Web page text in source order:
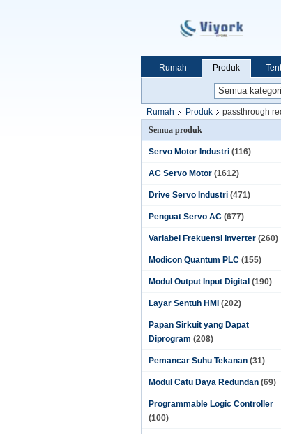
Rumah Produk
Rumah Produk
passthrough
Semua produk
Servo Motor Industri (116)
AC Servo Motor (1612)
Drive Servo Industri (471)
Penguat Servo AC (677)
Variabel Frekuensi Inverter (260)
Modicon Quantum PLC (155)
Modul Output Input Digital (190)
Layar Sentuh HMI (202)
Papan Sirkuit yang Dapat
Diprogram (208)
Pemancar Suhu Tekanan (31)
Modul Catu Daya Redundan (69)
Programmable Logic Controller
(100)